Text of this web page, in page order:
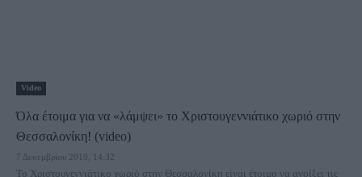
Video
Όλα έτοιμα για να «λάμψει» το Χριστουγεννιάτικο χωριό στην
Θεσσαλονίκη! (video)
7 Δεκεμβρίου 2019, 14:32
Το Χριστουγεννιάτικο χωριό στην Θεσσαλονίκη είναι έτοιμο να ανοίξει τις